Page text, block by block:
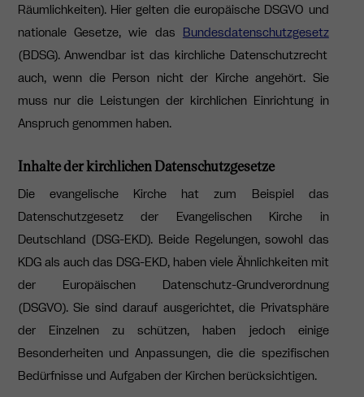
Räumlichkeiten). Hier gelten die europäische DSGVO und
nationale Gesetze, wie das Bundesdatenschutzgesetz
(BDSG). Anwendbar ist das kirchliche Datenschutzrecht
auch, wenn die Person nicht der Kirche angehört. Sie
muss nur die Leistungen der kirchlichen Einrichtung in
Anspruch genommen haben.
Inhalte der kirchlichen Datenschutzgesetze
Die evangelische Kirche hat zum Beispiel das
Datenschutzgesetz der Evangelischen Kirche in
Deutschland (DSG-EKD). Beide Regelungen, sowohl das
KDG als auch das DSG-EKD, haben viele Ähnlichkeiten mit
der Europäischen Datenschutz-Grundverordnung
(DSGVO). Sie sind darauf ausgerichtet, die Privatsphäre
der Einzelnen zu schützen, haben jedoch einige
Besonderheiten und Anpassungen, die die spezifischen
Bedürfnisse und Aufgaben der Kirchen berücksichtigen.